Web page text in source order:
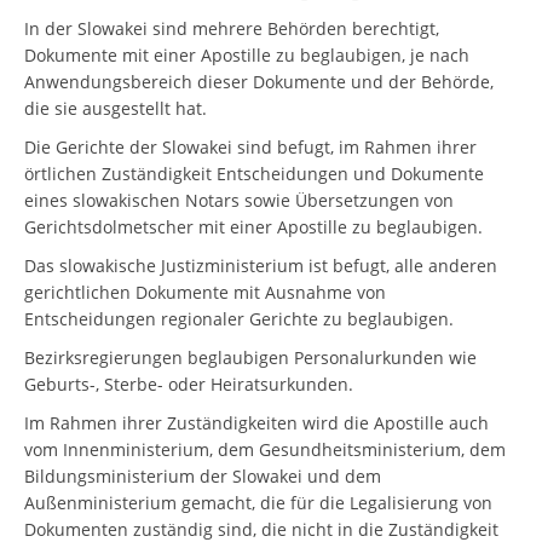
In der Slowakei sind mehrere Behörden berechtigt,
Dokumente mit einer Apostille zu beglaubigen, je nach
Anwendungsbereich dieser Dokumente und der Behörde,
die sie ausgestellt hat.
Die Gerichte der Slowakei sind befugt, im Rahmen ihrer
örtlichen Zuständigkeit Entscheidungen und Dokumente
eines slowakischen Notars sowie Übersetzungen von
Gerichtsdolmetscher mit einer Apostille zu beglaubigen.
Das slowakische Justizministerium ist befugt, alle anderen
gerichtlichen Dokumente mit Ausnahme von
Entscheidungen regionaler Gerichte zu beglaubigen.
Bezirksregierungen beglaubigen Personalurkunden wie
Geburts-, Sterbe- oder Heiratsurkunden.
Im Rahmen ihrer Zuständigkeiten wird die Apostille auch
vom Innenministerium, dem Gesundheitsministerium, dem
Bildungsministerium der Slowakei und dem
Außenministerium gemacht, die für die Legalisierung von
Dokumenten zuständig sind, die nicht in die Zuständigkeit